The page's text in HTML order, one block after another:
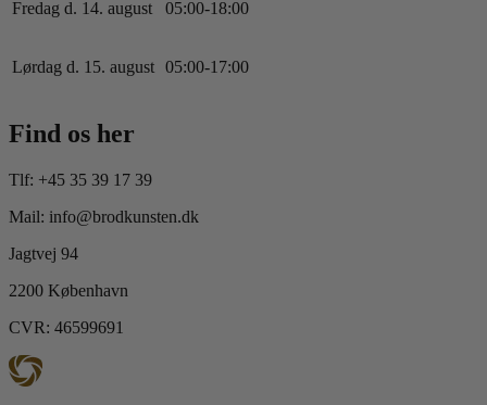
Fredag d. 14. august 05:00-18:00
Lørdag d. 15. august 05:00-17:00
Find os her
Tlf: +45 35 39 17 39
Mail: info@brodkunsten.dk
Jagtvej 94
2200 København
CVR: 46599691